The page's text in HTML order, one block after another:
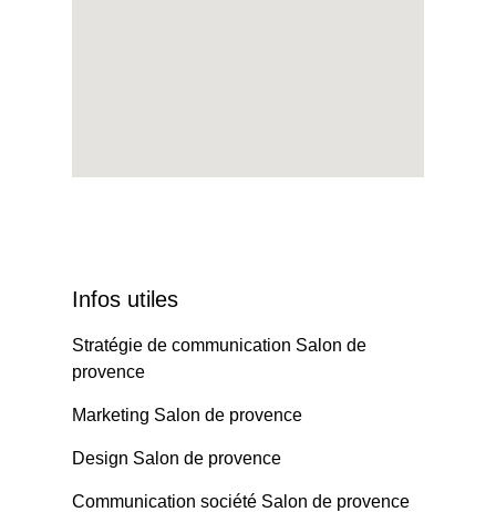
Infos utiles
Stratégie de communication Salon de
provence
Marketing Salon de provence
Design Salon de provence
Communication société Salon de provence